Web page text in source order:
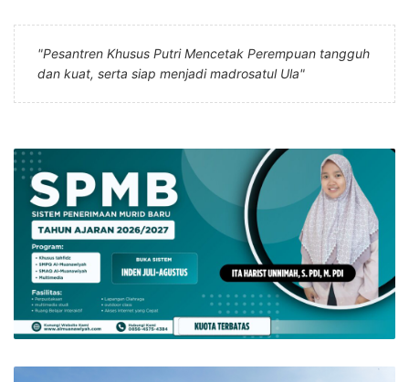
"Pesantren Khusus Putri Mencetak Perempuan tangguh
dan kuat, serta siap menjadi madrosatul Ula"